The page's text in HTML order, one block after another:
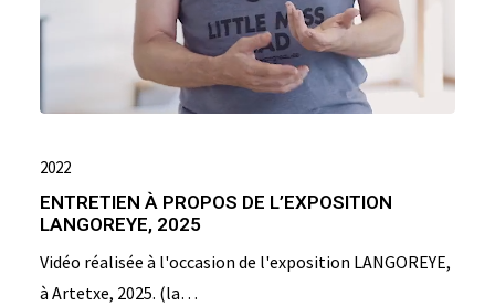
2022
ENTRETIEN À PROPOS DE L’EXPOSITION
LANGOREYE, 2025
Vidéo réalisée à l'occasion de l'exposition LANGOREYE,
à Artetxe, 2025. (la…